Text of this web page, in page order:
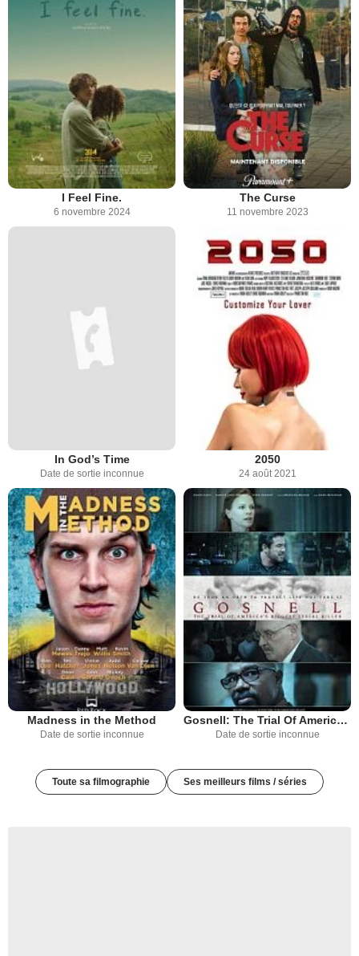
I Feel Fine.
6 novembre 2024
The Curse
11 novembre 2023
In God’s Time
Date de sortie inconnue
2050
24 août 2021
Madness in the Method
Date de sortie inconnue
Gosnell: The Trial Of America's Biggest Serial Killer
Date de sortie inconnue
Toute sa filmographie Ses meilleurs films / séries